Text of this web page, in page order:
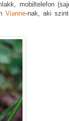
mobiltelefon
Vianne-nak, aki